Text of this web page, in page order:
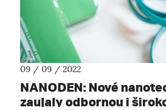
09 / 09 / 2022
NANODEN: Nové
zaujaly odbornou i